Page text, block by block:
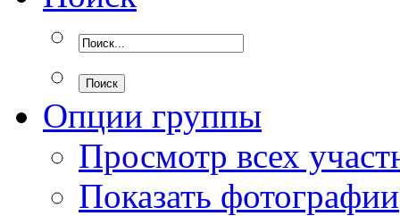
Опции группы
Просмотр всех
Показать фотографии